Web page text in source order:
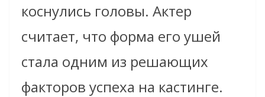
коснулись головы. Актер
считает, что форма его ушей
стала одним из решающих
факторов успеха на кастинге.